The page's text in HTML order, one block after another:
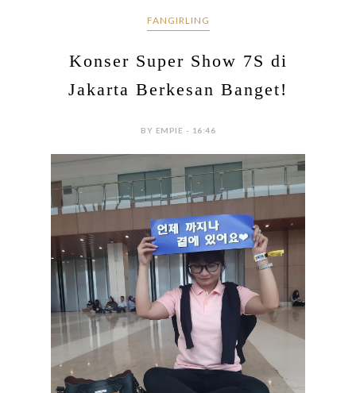
FANGIRLING
Konser Super Show 7S di
Jakarta Berkesan Banget!
BY EMPIE - 16:46